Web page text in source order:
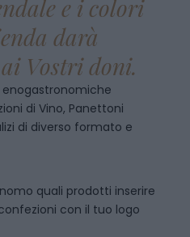
e i colori
darà
Vostri doni.
enogastronomiche
di Vino, Panettoni
di diverso formato e
quali prodotti inserire
con il tuo logo